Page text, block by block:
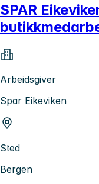
SPAR
Arbeidsgiver
Spar Eikeviken
Sted
Bergen